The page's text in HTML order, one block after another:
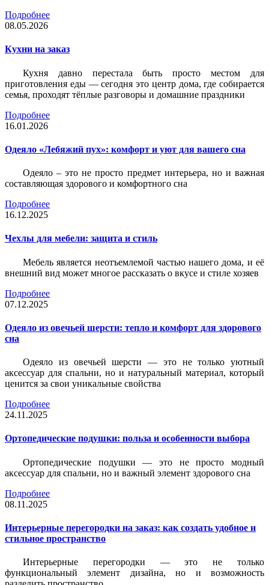
Подробнее
08.05.2026
Кухни на заказ
Кухня давно перестала быть просто местом для
приготовления еды — сегодня это центр дома, где собирается
семья, проходят тёплые разговоры и домашние праздники
Подробнее
16.01.2026
Одеяло «Лебяжий пух»: комфорт и уют для вашего сна
Одеяло – это не просто предмет интерьера, но и важная
составляющая здорового и комфортного сна
Подробнее
16.12.2025
Чехлы для мебели: защита и стиль
Мебель является неотъемлемой частью нашего дома, и её
внешний вид может многое рассказать о вкусе и стиле хозяев
Подробнее
07.12.2025
Одеяло из овечьей шерсти: тепло и комфорт для здорового
сна
Одеяло из овечьей шерсти — это не только уютный
аксессуар для спальни, но и натуральный материал, который
ценится за свои уникальные свойства
Подробнее
24.11.2025
Ортопедические подушки: польза и особенности выбора
Ортопедические подушки — это не просто модный
аксессуар для спальни, но и важный элемент здорового сна
Подробнее
08.11.2025
Интерьерные перегородки на заказ: как создать удобное и
стильное пространство
Интерьерные перегородки — это не только
функциональный элемент дизайна, но и возможность